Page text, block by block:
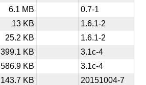
6.1 MB
0.7-1
13 KB
1.6.1-2
25.2 KB
1.6.1-2
399.1 KB
3.1c-4
586.9 KB
3.1c-4
143.7 KB
20151004-7